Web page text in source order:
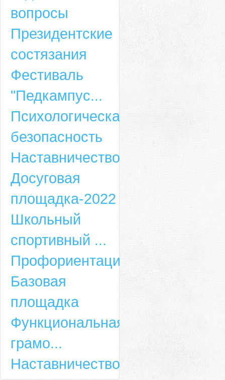
вопросы
Президентские
состязания
Фестиваль
"Педкампус...
Психологическая
безопасность
Наставничество
Досуговая
площадка-2022
Школьный
спортивный ...
Профориентация
Базовая
площадка
Функциональная
грамо...
Наставничество